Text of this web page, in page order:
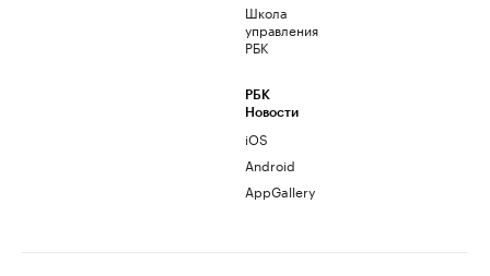
Школа
управления
РБК
РБК
Новости
iOS
Android
AppGallery